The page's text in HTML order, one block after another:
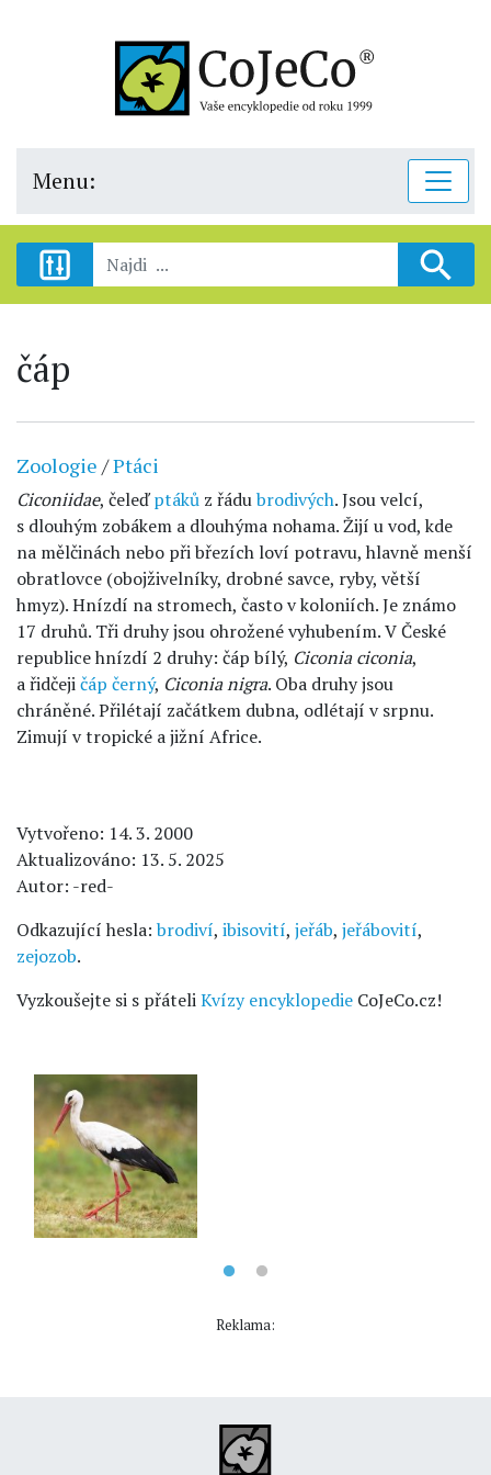
Menu:
čáp
Zoologie /Ptáci
Ciconiidae, čeleďptáků z řádubrodivých. Jsou velcí,
s dlouhým zobákem a dlouhýma nohama. Žijí u vod, kde
na mělčinách nebo při březích loví potravu, hlavně menší
obratlovce (obojživelníky, drobné savce, ryby, větší
hmyz). Hnízdí na stromech, často v koloniích. Je známo
17 druhů. Tři druhy jsou ohrožené vyhubením. V České
republice hnízdí 2 druhy: čáp bílý, Ciconia ciconia,
a řidčejičáp černý, Ciconia nigra. Oba druhy jsou
chráněné. Přilétají začátkem dubna, odlétají v srpnu.
Zimují v tropické a jižní Africe.
Vytvořeno: 14. 3. 2000
Aktualizováno: 13. 5. 2025
Autor: -red-
Odkazující hesla: brodiví, ibisovití, jeřáb, jeřábovití,
zejozob.
Vyzkoušejte si s přáteliKvízy encyklopedie CoJeCo.cz!
Reklama: